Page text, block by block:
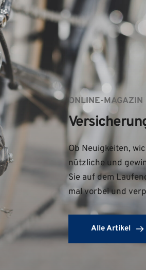
ONLINE-MAGAZIN
Ob Neuigkeiten,
nützliche und
Sie auf dem
mal vorbei und
Alle Artikel